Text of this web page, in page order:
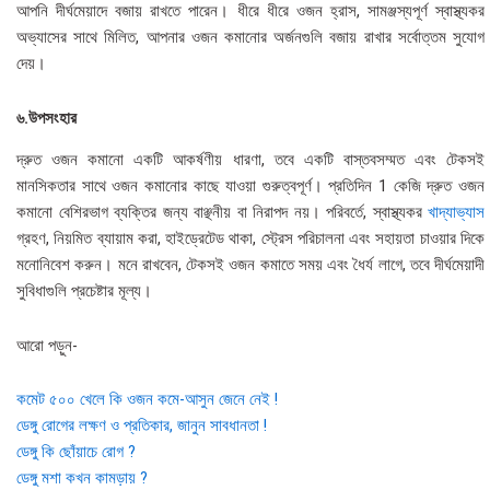
আপনি দীর্ঘমেয়াদে বজায় রাখতে পারেন। ধীরে ধীরে ওজন হ্রাস, সামঞ্জস্যপূর্ণ স্বাস্থ্যকর
অভ্যাসের সাথে মিলিত, আপনার ওজন কমানোর অর্জনগুলি বজায় রাখার সর্বোত্তম সুযোগ
দেয়।
৬.উপসংহার
দ্রুত ওজন কমানো একটি আকর্ষণীয় ধারণা, তবে একটি বাস্তবসম্মত এবং টেকসই
মানসিকতার সাথে ওজন কমানোর কাছে যাওয়া গুরুত্বপূর্ণ। প্রতিদিন 1 কেজি দ্রুত ওজন
কমানো বেশিরভাগ ব্যক্তির জন্য বাঞ্ছনীয় বা নিরাপদ নয়। পরিবর্তে, স্বাস্থ্যকর খাদ্যাভ্যাস
গ্রহণ, নিয়মিত ব্যায়াম করা, হাইড্রেটেড থাকা, স্ট্রেস পরিচালনা এবং সহায়তা চাওয়ার দিকে
মনোনিবেশ করুন। মনে রাখবেন, টেকসই ওজন কমাতে সময় এবং ধৈর্য লাগে, তবে দীর্ঘমেয়াদী
সুবিধাগুলি প্রচেষ্টার মূল্য।
আরো পড়ুন-
কমেট ৫০০ খেলে কি ওজন কমে-আসুন জেনে নেই !
ডেঙ্গু রোগের লক্ষণ ও প্রতিকার, জানুন সাবধানতা !
ডেঙ্গু কি ছোঁয়াচে রোগ ?
ডেঙ্গু মশা কখন কামড়ায় ?